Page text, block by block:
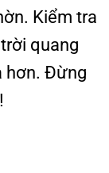
Kiểm tra
quang
hơn. Đừng